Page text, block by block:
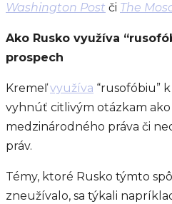
Washington Post či The
Ako Rusko využíva
prospech
Kremeľvyužíva “rusofóbiu”
vyhnúť citlivým otázkam
medzinárodného práva či
práv.
Témy, ktoré Rusko týmto
zneužívalo, sa týkali